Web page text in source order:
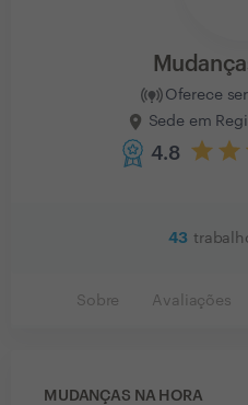
Oferece
Sede em
4.8
43
Sobre Avaliações
MUDANÇAS NA HORA